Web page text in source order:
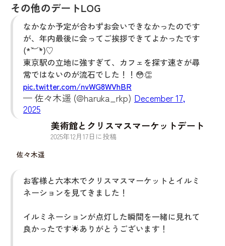
その他のデートLOG
なかなか予定が合わずお会いできなかったのです
が、年内最後に会ってご挨拶できてよかったです
(*´︶`*)♡
東京駅の立地に強すぎて、カフェを探す速さが尋
常ではないのが流石でした！！😳👏
pic.twitter.com/nvWG8WVhBR
— 佐々木遥 (@haruka_rkp) December 17,
2025
佐々木遥
美術館とクリスマスマーケットデート
2025年12月 17日に投稿
お客様と六本木でクリスマスマーケットとイルミ
ネーションを見てきました！
イルミネーションが点灯した瞬間を一緒に見れて
良かったです🌟ありがとうございます！